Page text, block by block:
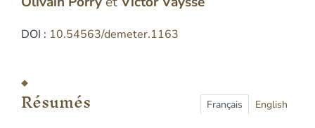
DOI : 10.54563/demeter.1163
Index
Plan
Résumés Français English